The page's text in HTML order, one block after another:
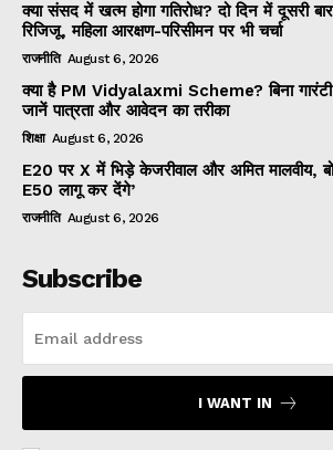
क्या संसद में खत्म होगा गतिरोध? दो दिन में दूसरी
रिजिजू, महिला आरक्षण-परिसीमन पर भी चर्चा
राजनीति August 6, 2026
क्या है PM Vidyalaxmi Scheme? बिना
जानें पात्रता और आवेदन का तरीका
शिक्षा August 6, 2026
E20 पर X में भिड़े केजरीवाल और अमित मालवीय,
E50 लागू कर देंगे’
राजनीति August 6, 2026
Subscribe
I WANT IN